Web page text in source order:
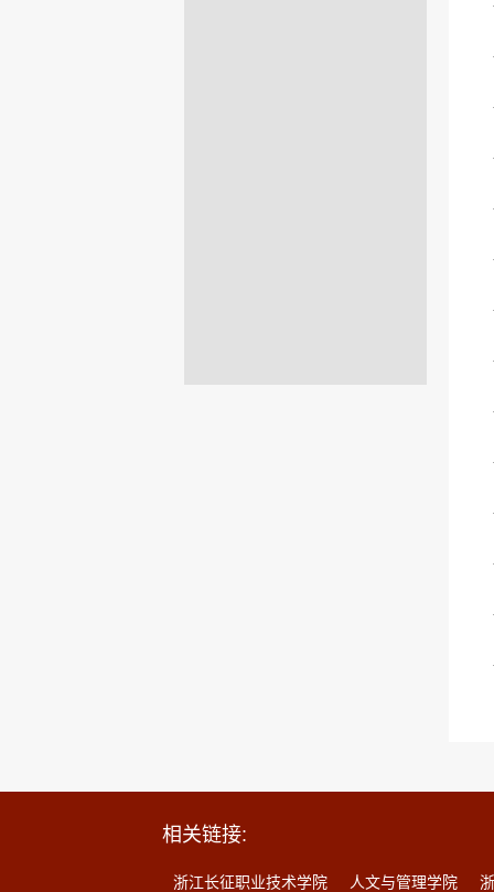
相关链接:
浙江长征职业技术学院 人文与管理学院